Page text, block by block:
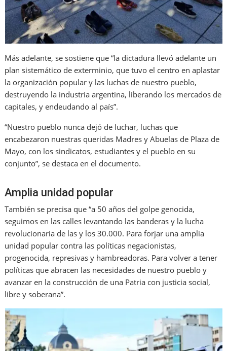
Más adelante, se sostiene que “la dictadura llevó adelante un
plan sistemático de exterminio, que tuvo el centro en aplastar
la organización popular y las luchas de nuestro pueblo,
destruyendo la industria argentina, liberando los mercados de
capitales, y endeudando al país”.
“Nuestro pueblo nunca dejó de luchar, luchas que
encabezaron nuestras queridas Madres y Abuelas de Plaza de
Mayo, con los sindicatos, estudiantes y el pueblo en su
conjunto”, se destaca en el documento.
Amplia unidad popular
También se precisa que “a 50 años del golpe genocida,
seguimos en las calles levantando las banderas y la lucha
revolucionaria de las y los 30.000. Para forjar una amplia
unidad popular contra las políticas negacionistas,
progenocida, represivas y hambreadoras. Para volver a tener
políticas que abracen las necesidades de nuestro pueblo y
avanzar en la construcción de una Patria con justicia social,
libre y soberana”.